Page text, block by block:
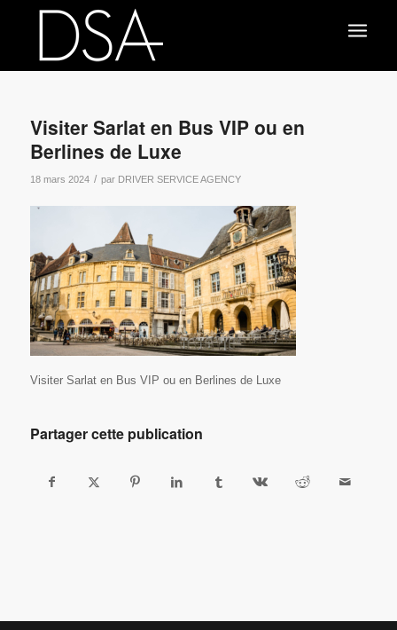
Visiter Sarlat en Bus VIP ou en
Berlines de Luxe
18 mars 2024 / par DRIVER SERVICE AGENCY
Visiter Sarlat en Bus VIP ou en Berlines de Luxe
Partager cette publication